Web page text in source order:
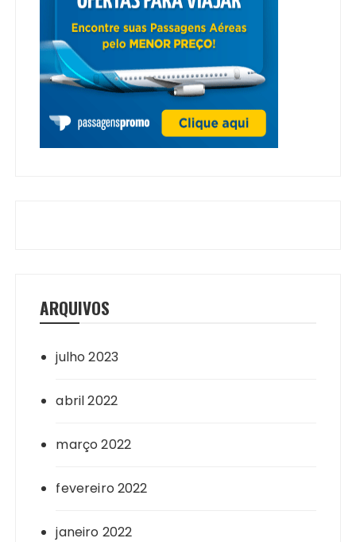
ARQUIVOS
julho 2023
abril 2022
março 2022
fevereiro 2022
janeiro 2022